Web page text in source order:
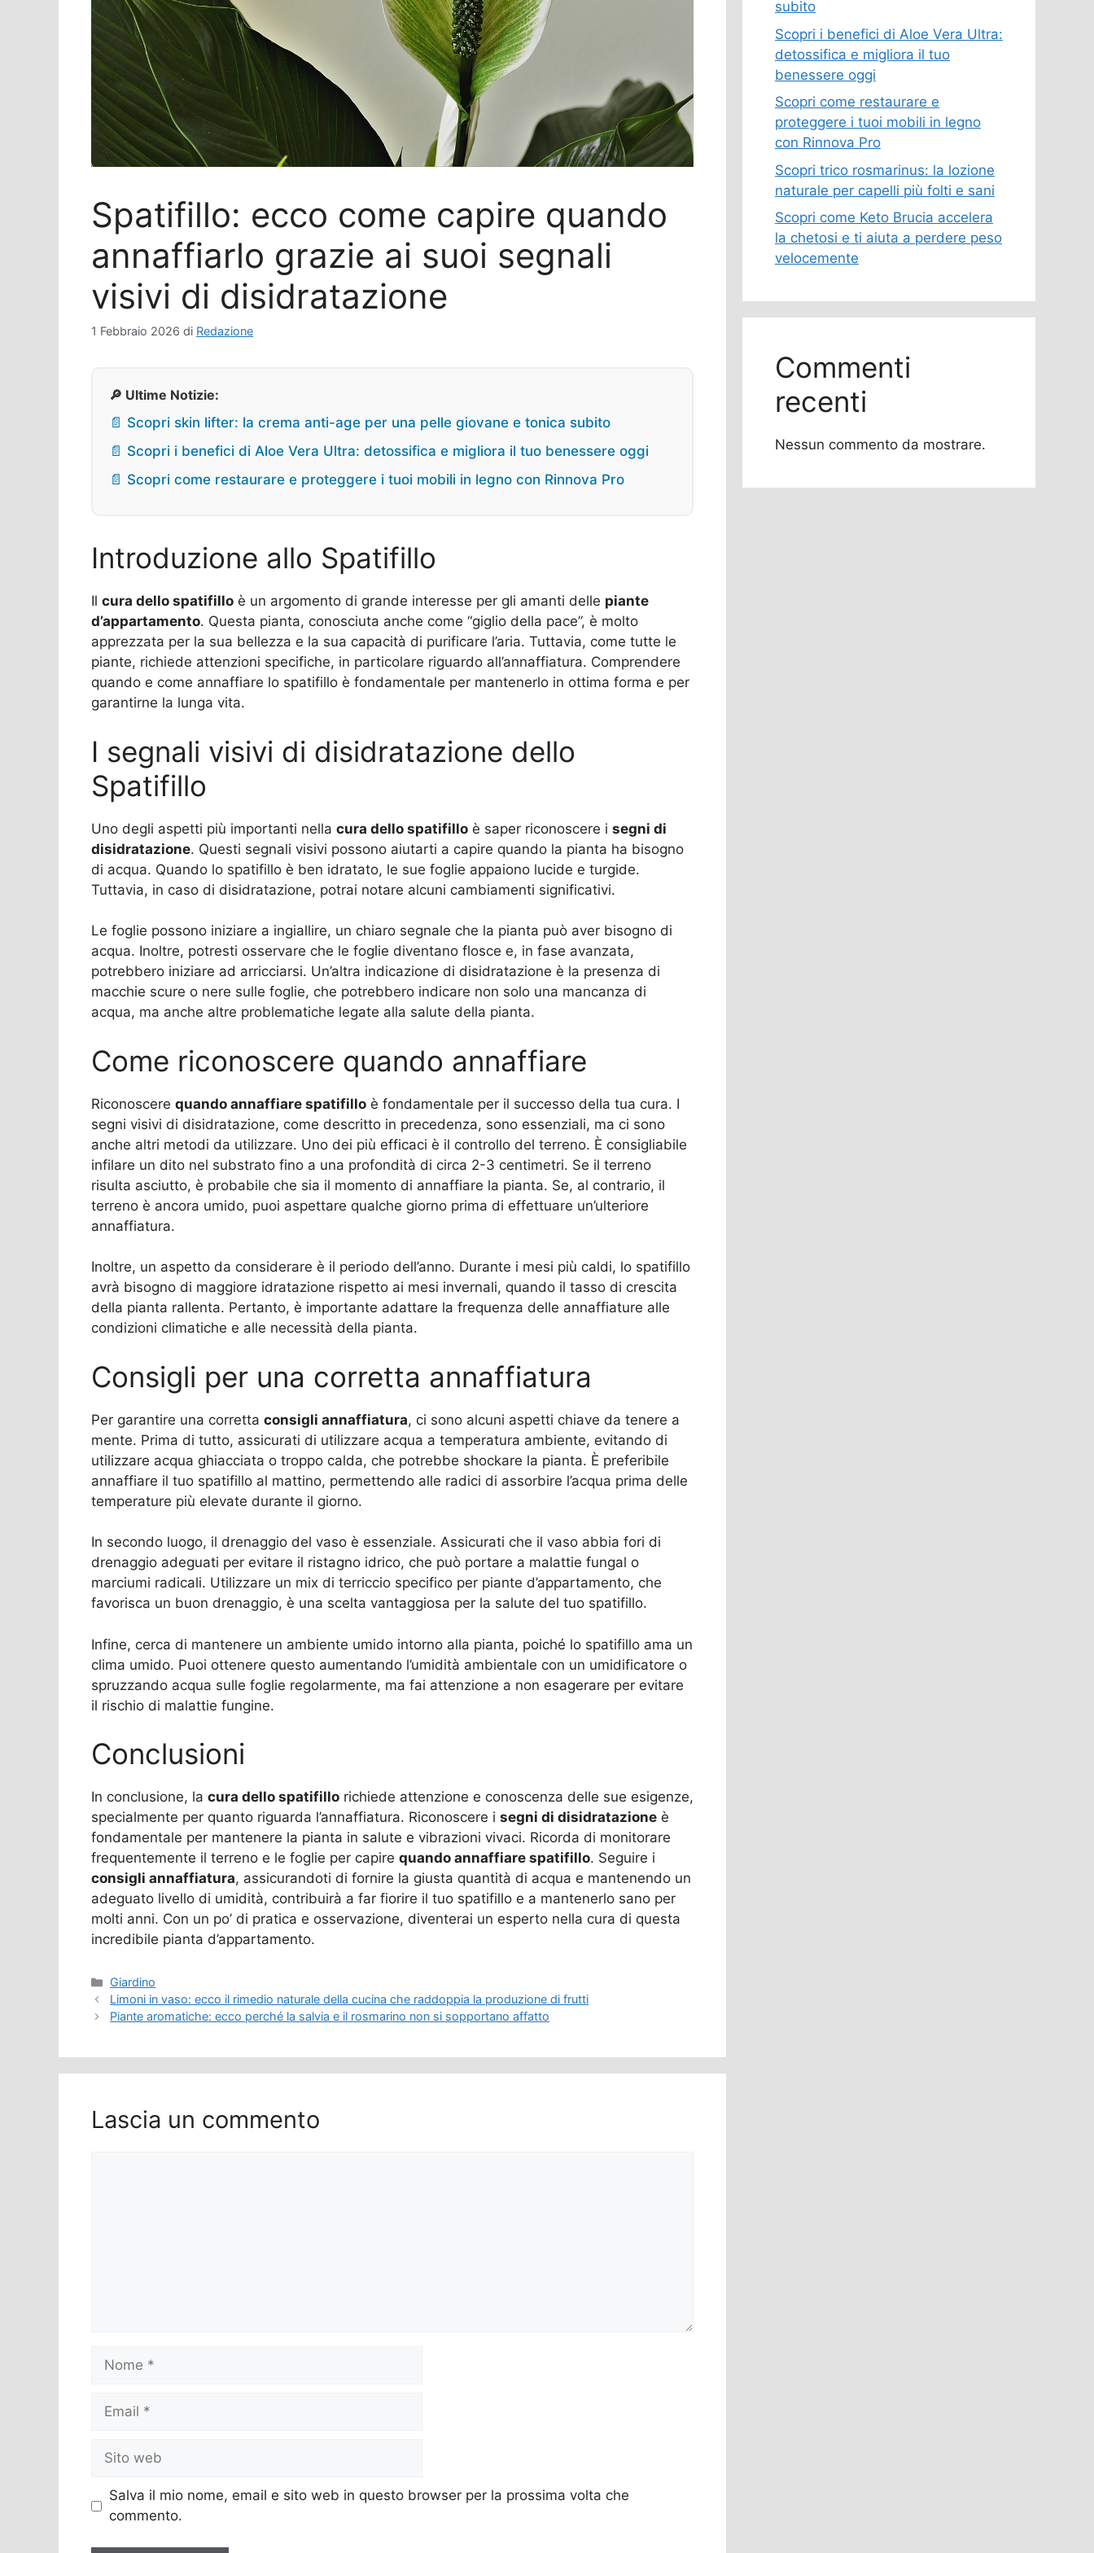
Spatifillo: ecco come capire quando
annaffiarlo grazie ai suoi segnali
visivi di disidratazione
1 Febbraio 2026 di Redazione
🔎 Ultime Notizie:
📄 Scopri skin lifter: la crema anti-age per una pelle giovane e tonica subito
📄 Scopri i benefici di Aloe Vera Ultra: detossifica e migliora il tuo benessere oggi
📄 Scopri come restaurare e proteggere i tuoi mobili in legno con Rinnova Pro
Introduzione allo Spatifillo
Il cura dello spatifillo è un argomento di grande interesse per gli amanti delle piante
d’appartamento. Questa pianta, conosciuta anche come “giglio della pace”, è molto
apprezzata per la sua bellezza e la sua capacità di purificare l’aria. Tuttavia, come tutte le
piante, richiede attenzioni specifiche, in particolare riguardo all’annaffiatura. Comprendere
quando e come annaffiare lo spatifillo è fondamentale per mantenerlo in ottima forma e per
garantirne la lunga vita.
I segnali visivi di disidratazione dello
Spatifillo
Uno degli aspetti più importanti nella cura dello spatifillo è saper riconoscere i segni di
disidratazione. Questi segnali visivi possono aiutarti a capire quando la pianta ha bisogno
di acqua. Quando lo spatifillo è ben idratato, le sue foglie appaiono lucide e turgide.
Tuttavia, in caso di disidratazione, potrai notare alcuni cambiamenti significativi.
Le foglie possono iniziare a ingiallire, un chiaro segnale che la pianta può aver bisogno di
acqua. Inoltre, potresti osservare che le foglie diventano flosce e, in fase avanzata,
potrebbero iniziare ad arricciarsi. Un’altra indicazione di disidratazione è la presenza di
macchie scure o nere sulle foglie, che potrebbero indicare non solo una mancanza di
acqua, ma anche altre problematiche legate alla salute della pianta.
Come riconoscere quando annaffiare
Riconoscere quando annaffiare spatifillo è fondamentale per il successo della tua cura. I
segni visivi di disidratazione, come descritto in precedenza, sono essenziali, ma ci sono
anche altri metodi da utilizzare. Uno dei più efficaci è il controllo del terreno. È consigliabile
infilare un dito nel substrato fino a una profondità di circa 2-3 centimetri. Se il terreno
risulta asciutto, è probabile che sia il momento di annaffiare la pianta. Se, al contrario, il
terreno è ancora umido, puoi aspettare qualche giorno prima di effettuare un’ulteriore
annaffiatura.
Inoltre, un aspetto da considerare è il periodo dell’anno. Durante i mesi più caldi, lo spatifillo
avrà bisogno di maggiore idratazione rispetto ai mesi invernali, quando il tasso di crescita
della pianta rallenta. Pertanto, è importante adattare la frequenza delle annaffiature alle
condizioni climatiche e alle necessità della pianta.
Consigli per una corretta annaffiatura
Per garantire una corretta consigli annaffiatura, ci sono alcuni aspetti chiave da tenere a
mente. Prima di tutto, assicurati di utilizzare acqua a temperatura ambiente, evitando di
utilizzare acqua ghiacciata o troppo calda, che potrebbe shockare la pianta. È preferibile
annaffiare il tuo spatifillo al mattino, permettendo alle radici di assorbire l’acqua prima delle
temperature più elevate durante il giorno.
In secondo luogo, il drenaggio del vaso è essenziale. Assicurati che il vaso abbia fori di
drenaggio adeguati per evitare il ristagno idrico, che può portare a malattie fungal o
marciumi radicali. Utilizzare un mix di terriccio specifico per piante d’appartamento, che
favorisca un buon drenaggio, è una scelta vantaggiosa per la salute del tuo spatifillo.
Infine, cerca di mantenere un ambiente umido intorno alla pianta, poiché lo spatifillo ama un
clima umido. Puoi ottenere questo aumentando l’umidità ambientale con un umidificatore o
spruzzando acqua sulle foglie regolarmente, ma fai attenzione a non esagerare per evitare
il rischio di malattie fungine.
Conclusioni
In conclusione, la cura dello spatifillo richiede attenzione e conoscenza delle sue esigenze,
specialmente per quanto riguarda l’annaffiatura. Riconoscere i segni di disidratazione è
fondamentale per mantenere la pianta in salute e vibrazioni vivaci. Ricorda di monitorare
frequentemente il terreno e le foglie per capire quando annaffiare spatifillo. Seguire i
consigli annaffiatura, assicurandoti di fornire la giusta quantità di acqua e mantenendo un
adeguato livello di umidità, contribuirà a far fiorire il tuo spatifillo e a mantenerlo sano per
molti anni. Con un po’ di pratica e osservazione, diventerai un esperto nella cura di questa
incredibile pianta d’appartamento.
Categorie
Giardino
Limoni in vaso: ecco il rimedio naturale della cucina che raddoppia la produzione di frutti
Piante aromatiche: ecco perché la salvia e il rosmarino non si sopportano affatto
Lascia un commento
Nome
Email
Sito
web
Salva il mio nome, email e sito web in questo browser per la prossima volta che
commento.
subito
Scopri i benefici di Aloe Vera Ultra:
detossifica e migliora il tuo
benessere oggi
Scopri come restaurare e
proteggere i tuoi mobili in legno
con Rinnova Pro
Scopri trico rosmarinus: la lozione
naturale per capelli più folti e sani
Scopri come Keto Brucia accelera
la chetosi e ti aiuta a perdere peso
velocemente
Commenti
recenti
Nessun commento da mostrare.